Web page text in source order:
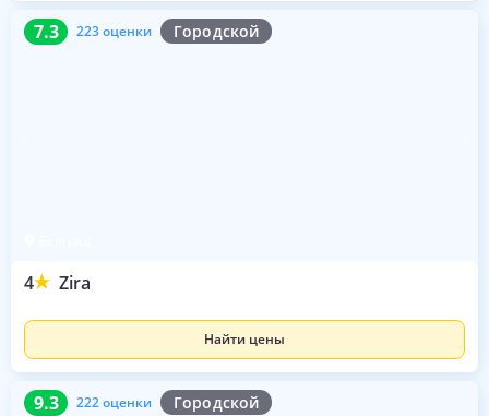
7.3 223 оценки Городской
4 Zira
7.3 223 оценки
Найти цены
9.3 222 оценки Городской
9.3 222 оценки